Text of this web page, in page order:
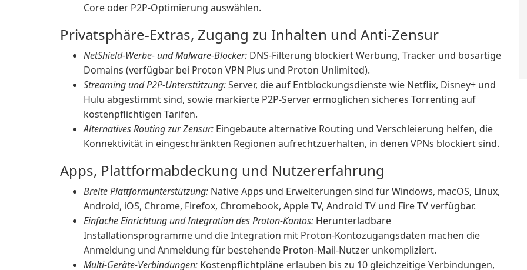
Core oder P2P-Optimierung auswählen.
Privatsphäre-Extras, Zugang zu Inhalten und Anti-Zensur
NetShield-Werbe- und Malware-Blocker: DNS-Filterung blockiert Werbung, Tracker und bösartige
Domains (verfügbar bei Proton VPN Plus und Proton Unlimited).
Streaming und P2P-Unterstützung:Server, die auf Entblockungsdienste wie Netflix, Disney+ und
Hulu abgestimmt sind, sowie markierte P2P-Server ermöglichen sicheres Torrenting auf
kostenpflichtigen Tarifen.
Alternatives Routing zur Zensur: Eingebaute alternative Routing und Verschleierung helfen, die
Konnektivität in eingeschränkten Regionen aufrechtzuerhalten, in denen VPNs blockiert sind.
Apps, Plattformabdeckung und Nutzererfahrung
Breite Plattformunterstützung: Native Apps und Erweiterungen sind für Windows, macOS, Linux,
Android, iOS, Chrome, Firefox, Chromebook, Apple TV, Android TV und Fire TV verfügbar.
Einfache Einrichtung und Integration des Proton-Kontos: Herunterladbare
Installationsprogramme und die Integration mit Proton-Kontozugangsdaten machen die
Anmeldung und Anmeldung für bestehende Proton-Mail-Nutzer unkompliziert.
Multi-Geräte-Verbindungen: Kostenpflichtpläne erlauben bis zu 10 gleichzeitige Verbindungen,